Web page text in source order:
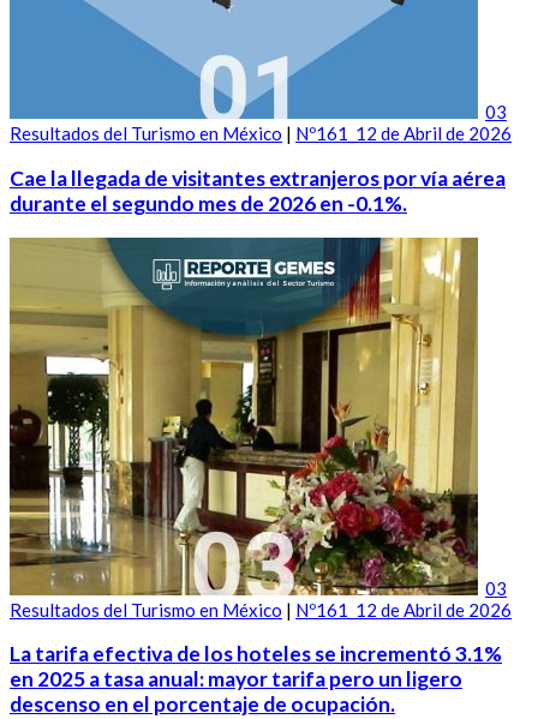
03
Resultados del Turismo en México | Nº161_12 de Abril de 2026
Cae la llegada de visitantes extranjeros por vía aérea
durante el segundo mes de 2026 en -0.1%.
03
Resultados del Turismo en México | Nº161_12 de Abril de 2026
La tarifa efectiva de los hoteles se incrementó 3.1%
en 2025 a tasa anual: mayor tarifa pero un ligero
descenso en el porcentaje de ocupación.